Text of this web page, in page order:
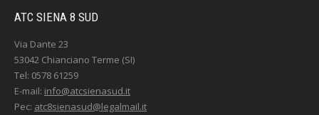
ATC SIENA 8 SUD
Via Dante 23
53042 Chianciano Terme (SI)
Tel: 0578 61259
E-mail: info@atcsienasud.it
Pec: atc8sienasud@legalmail.it